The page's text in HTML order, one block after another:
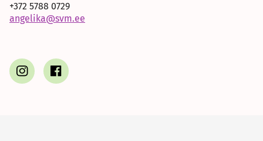
+372 5788 0729
angelika@svm.ee